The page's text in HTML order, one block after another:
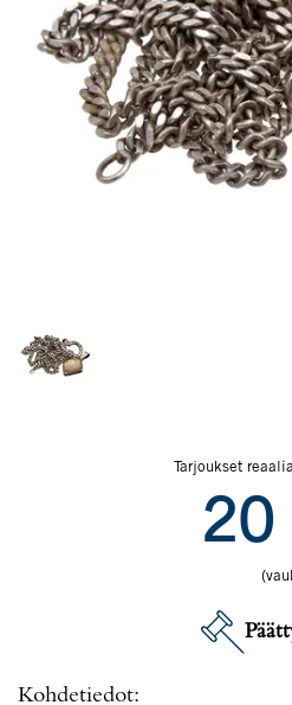
Tarjoukset
20
Kohdetiedot: